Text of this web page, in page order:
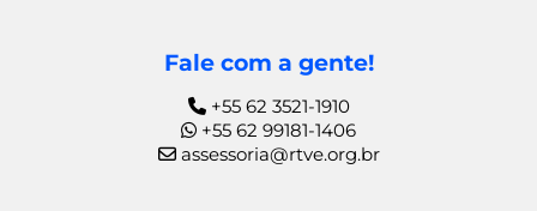
Fale com a gente!
+55 62 3521-1910
+55 62 99181-1406
assessoria@rtve.org.br